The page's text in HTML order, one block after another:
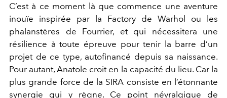
C’est à ce moment là que commence une aventure
inouïe inspirée par la Factory de Warhol ou les
phalanstères de Fourrier, et qui nécessitera une
résilience à toute épreuve pour tenir la barre d’un
projet de ce type, autofinancé depuis sa naissance.
Pour autant, Anatole croit en la capacité du lieu. Car la
plus grande force de la SIRA consiste en l’étonnante
synergie qui y règne. Ce point névralgique de